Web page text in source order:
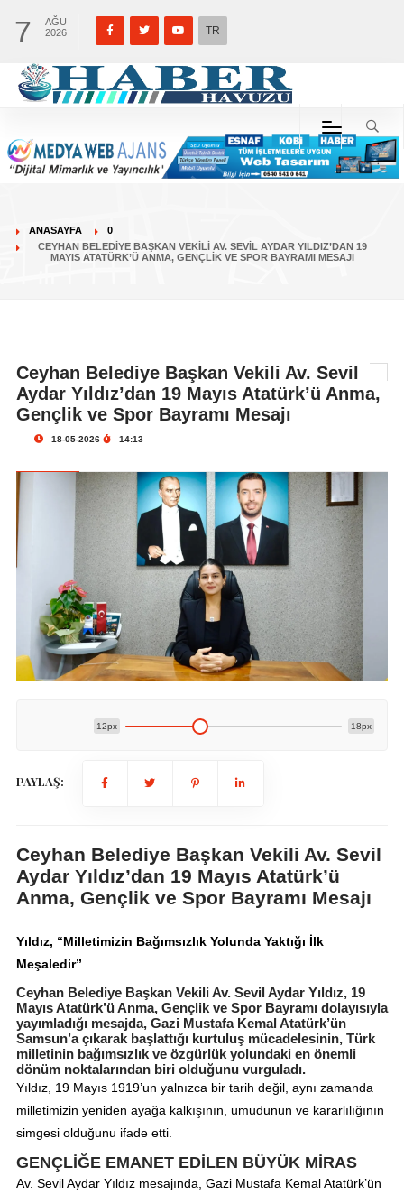
7
AĞU
2026
TR
ANASAYFA
0
CEYHAN BELEDIYE BAŞKAN VEKILI AV. SEVIL AYDAR YILDIZ’DAN 19
MAYIS ATATÜRK’Ü ANMA, GENÇLIK VE SPOR BAYRAMI MESAJI
Ceyhan Belediye Başkan Vekili Av. Sevil
Aydar Yıldız’dan 19 Mayıs Atatürk’ü Anma,
Gençlik ve Spor Bayramı Mesajı
18-05-2026 14:13
12px 18px
PAYLAŞ:
Ceyhan Belediye Başkan Vekili Av. Sevil
Aydar Yıldız’dan 19 Mayıs Atatürk’ü
Anma, Gençlik ve Spor Bayramı Mesajı
Yıldız, “Milletimizin Bağımsızlık Yolunda Yaktığı İlk
Meşaledir”
Ceyhan Belediye Başkan Vekili Av. Sevil Aydar Yıldız, 19
Mayıs Atatürk’ü Anma, Gençlik ve Spor Bayramı dolayısıyla
yayımladığı mesajda, Gazi Mustafa Kemal Atatürk’ün
Samsun’a çıkarak başlattığı kurtuluş mücadelesinin, Türk
milletinin bağımsızlık ve özgürlük yolundaki en önemli
dönüm noktalarından biri olduğunu vurguladı.
Yıldız, 19 Mayıs 1919’un yalnızca bir tarih değil, aynı zamanda
milletimizin yeniden ayağa kalkışının, umudunun ve kararlılığının
simgesi olduğunu ifade etti.
GENÇLİĞE EMANET EDİLEN BÜYÜK MİRAS
Av. Sevil Aydar Yıldız mesajında, Gazi Mustafa Kemal Atatürk’ün